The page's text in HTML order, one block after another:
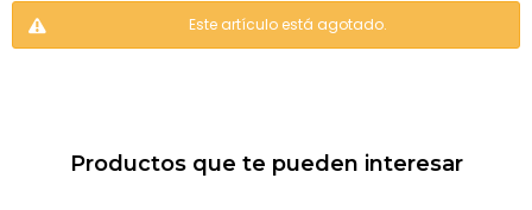
Este artículo está agotado.
Productos que te pueden interesar